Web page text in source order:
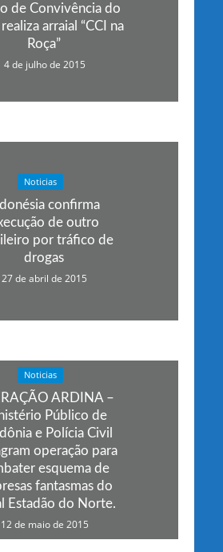
de Convivência do
arraial “CCI na
Roça”
4 de julho de 2015
Noticias
confirma
de outro
por tráfico de
drogas
27 de abril de 2015
Noticias
ARDINA –
Público de
e Polícia Civil
operação para
esquema de
fantasmas do
Estadão do Norte.
12 de maio de 2015